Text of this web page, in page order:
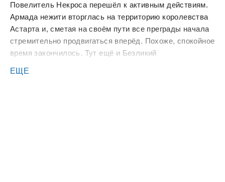
Повелитель Некроса перешёл к активным действиям.
Армада нежити вторглась на территорию королевства
Астарта и, сметая на своём пути все преграды начала
стремительно продвигаться вперёд. Похоже, спокойное
время закончилось. Тут ещё и Безликий
выкручиваться. В общем, будет весело.
ЕЩЕ